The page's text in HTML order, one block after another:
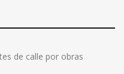
de calle por obras